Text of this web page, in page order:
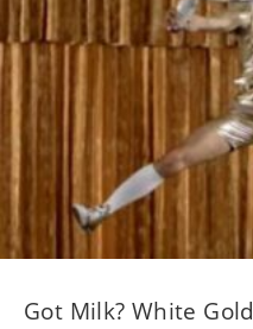
Got Milk? White Gold